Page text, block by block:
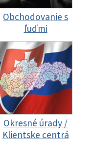
Obchodovanie s
ľuďmi
Okresné úrady /
Klientske centrá